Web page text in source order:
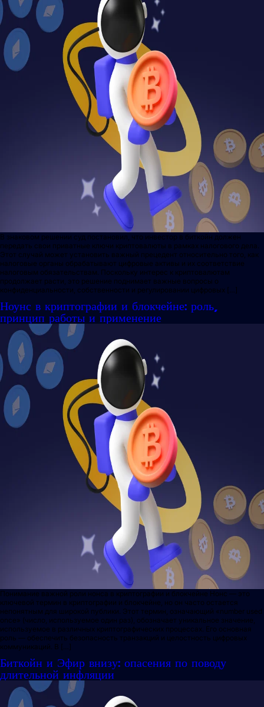
В знаковом решении суд постановил, что инвестор в биткойн должен
передать свои приватные ключи криптовалюты в рамках налогового дела.
Этот случай может установить важный прецедент относительно того, как
налоговые органы обрабатывают цифровые активы и их соответствие
налоговым обязательствам. Поскольку интерес к криптовалютам
продолжает расти, это решение поднимает важные вопросы о
конфиденциальности, собственности и регулировании цифровых […]
Ноунс в криптографии и блокчейне: роль,
принцип работы и применение
Понимание важной роли нонса в криптографии и блокчейне Нонс — это
ключевой термин в криптографии и блокчейне, но он часто остается
непонятным для широкой публики. Этот термин, означающий «number used
once» (число, используемое один раз), обозначает уникальное значение,
используемое в различных криптографических процессах. Его основная
роль — обеспечить безопасность транзакций и целостность цифровых
коммуникаций. В […]
Биткойн и Эфир внизу: опасения по поводу
длительной инфляции